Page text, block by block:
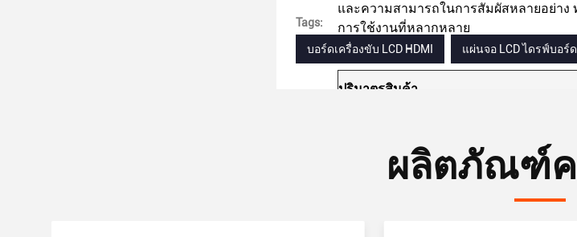
และความสามารถในการสัมผัสหลายอย่า
การใช้งานที่หลากหลาย
ปริมาตรสินค้า
รูปแบบแสดง 1024x600
HDMI
Tags:
บอร์ดเครื่องขับ LCD HDMI แผ่นจอ LCD ไดรฟ์บอร์ด
ผลิตภัณฑ์